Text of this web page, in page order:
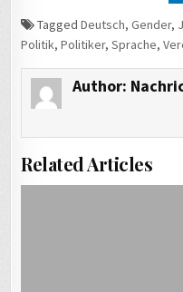
TaggedDeutsch,Gender,
Politik,Politiker,Sprache,
Author:
Related Articles